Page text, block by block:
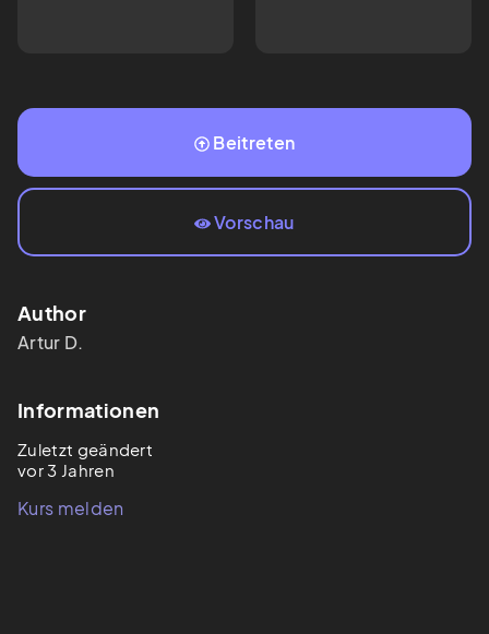
Beitreten
Vorschau
Author
Artur D.
Informationen
Zuletzt geändert
vor 3 Jahren
Kurs melden